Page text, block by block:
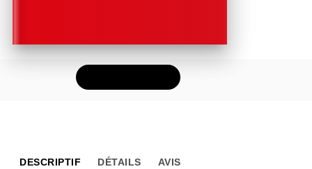
DESCRIPTIF DÉTAILS AVIS